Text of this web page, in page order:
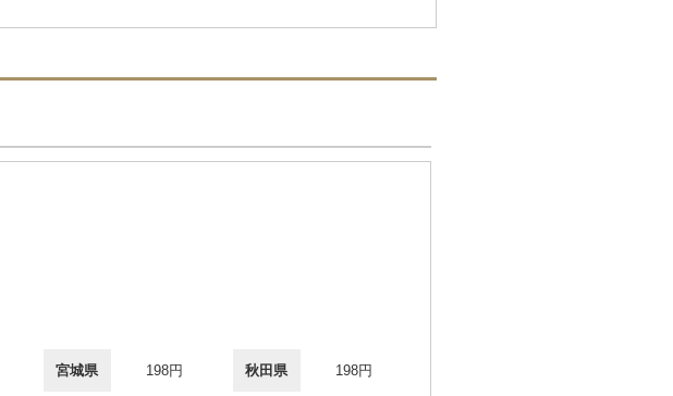
宮城県 198円 秋田県 198円